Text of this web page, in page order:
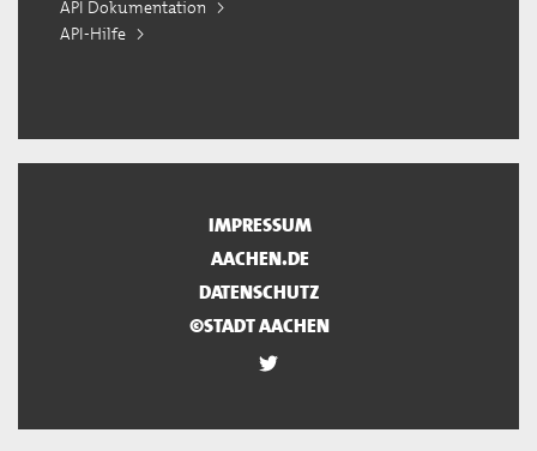
API Dokumentation
API-Hilfe
IMPRESSUM
AACHEN.DE
DATENSCHUTZ
©STADT AACHEN